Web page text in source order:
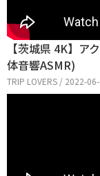
【茨城県 4K】ア
体音響ASMR)
TRIP LOVERS / 2022-